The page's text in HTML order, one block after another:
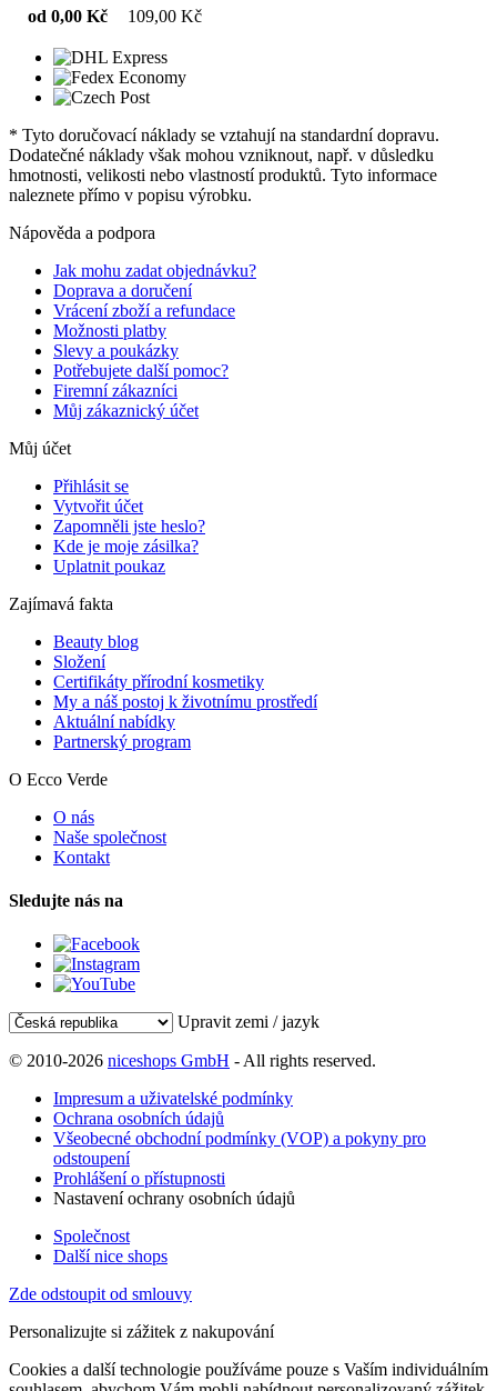
od 0,00 Kč
109,00 Kč
* Tyto doručovací náklady se vztahují na standardní dopravu.
Dodatečné náklady však mohou vzniknout, např. v důsledku
hmotnosti, velikosti nebo vlastností produktů. Tyto informace
naleznete přímo v popisu výrobku.
Nápověda a podpora
Jak mohu zadat objednávku?
Doprava a doručení
Vrácení zboží a refundace
Možnosti platby
Slevy a poukázky
Potřebujete další pomoc?
Firemní zákazníci
Můj zákaznický účet
Můj účet
Přihlásit se
Vytvořit účet
Zapomněli jste heslo?
Kde je moje zásilka?
Uplatnit poukaz
Zajímavá fakta
Beauty blog
Složení
Certifikáty přírodní kosmetiky
My a náš postoj k životnímu prostředí
Aktuální nabídky
Partnerský program
O Ecco Verde
O nás
Naše společnost
Kontakt
Sledujte nás na
Upravit zemi / jazyk
© 2010-2026 niceshops GmbH - All rights reserved.
Impresum a uživatelské podmínky
Ochrana osobních údajů
Všeobecné obchodní podmínky (VOP) a pokyny pro
odstoupení
Prohlášení o přístupnosti
Nastavení ochrany osobních údajů
Společnost
Další nice shops
Zde odstoupit od smlouvy
Personalizujte si zážitek z nakupování
Cookies a další technologie používáme pouze s Vaším individuálním